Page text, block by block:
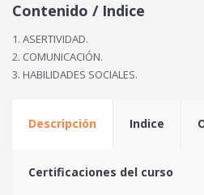
Contenido / Indice
1. ASERTIVIDAD.
2. COMUNICACIÓN.
3. HABILIDADES SOCIALES.
Descripción Indice
Certificaciones del curso